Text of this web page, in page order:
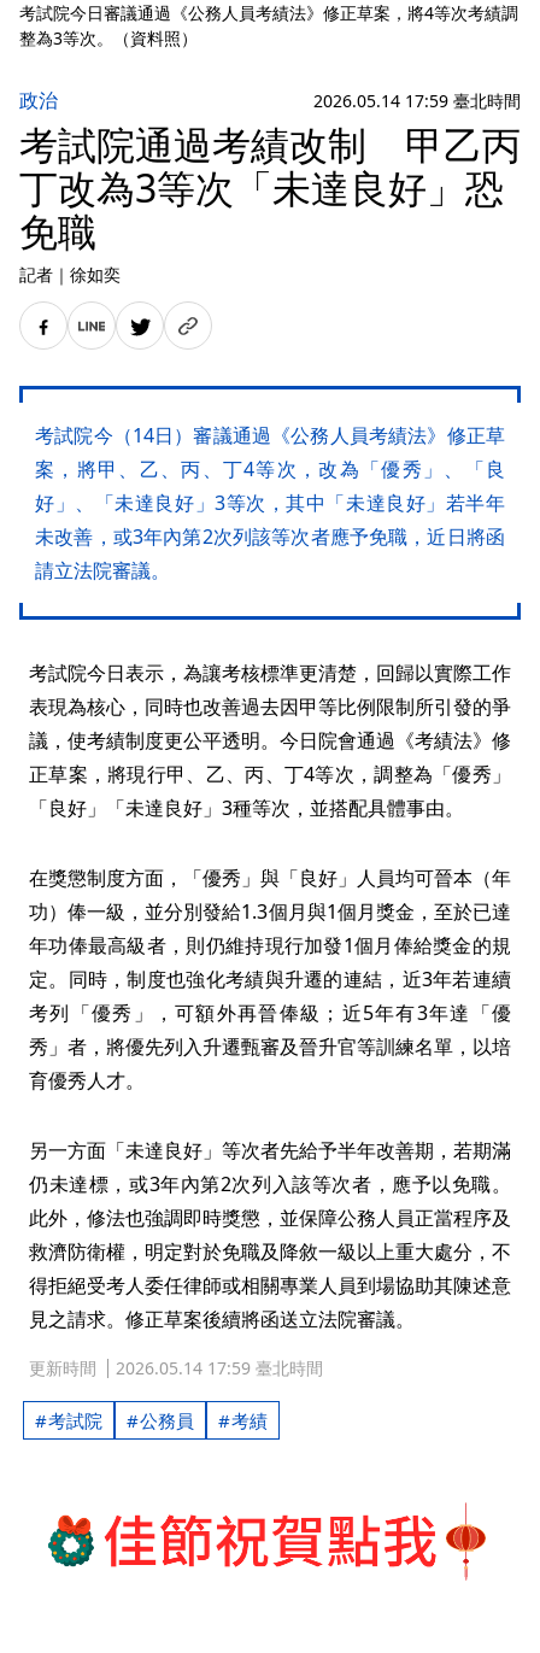
考試院今日審議通過《公務人員考績法》修正草案，將4等次考績調
整為3等次。（資料照）
政治 2026.05.14 17:59 臺北時間
考試院通過考績改制 甲乙丙
丁改為3等次「未達良好」恐
免職
記者 ｜ 徐如奕
考試院今（14日）審議通過《公務人員考績法》修正草
案，將甲、乙、丙、丁4等次，改為「優秀」、「良
好」、「未達良好」3等次，其中「未達良好」若半年
未改善，或3年內第2次列該等次者應予免職，近日將函
請立法院審議。
考試院今日表示，為讓考核標準更清楚，回歸以實際工作
表現為核心，同時也改善過去因甲等比例限制所引發的爭
議，使考績制度更公平透明。今日院會通過《考績法》修
正草案，將現行甲、乙、丙、丁4等次，調整為「優秀」
「良好」「未達良好」3種等次，並搭配具體事由。
在獎懲制度方面，「優秀」與「良好」人員均可晉本（年
功）俸一級，並分別發給1.3個月與1個月獎金，至於已達
年功俸最高級者，則仍維持現行加發1個月俸給獎金的規
定。同時，制度也強化考績與升遷的連結，近3年若連續
考列「優秀」，可額外再晉俸級；近5年有3年達「優
秀」者，將優先列入升遷甄審及晉升官等訓練名單，以培
育優秀人才。
另一方面「未達良好」等次者先給予半年改善期，若期滿
仍未達標，或3年內第2次列入該等次者，應予以免職。
此外，修法也強調即時獎懲，並保障公務人員正當程序及
救濟防衛權，明定對於免職及降敘一級以上重大處分，不
得拒絕受考人委任律師或相關專業人員到場協助其陳述意
見之請求。修正草案後續將函送立法院審議。
更新時間 2026.05.14 17:59 臺北時間
考試院 公務員 考績